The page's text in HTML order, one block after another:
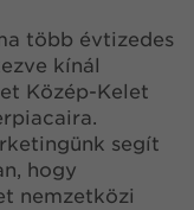
több évtizedes
kínál
Közép-Kelet
segít
hogy
nemzetközi